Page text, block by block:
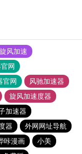
旋风加速
网
官网
风驰加速器
旋风加速度器
加速器
器
外网网址导航
咔漫画
小美